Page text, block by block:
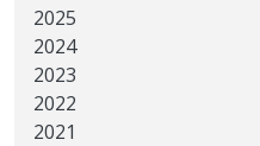
2025
2024
2023
2022
2021